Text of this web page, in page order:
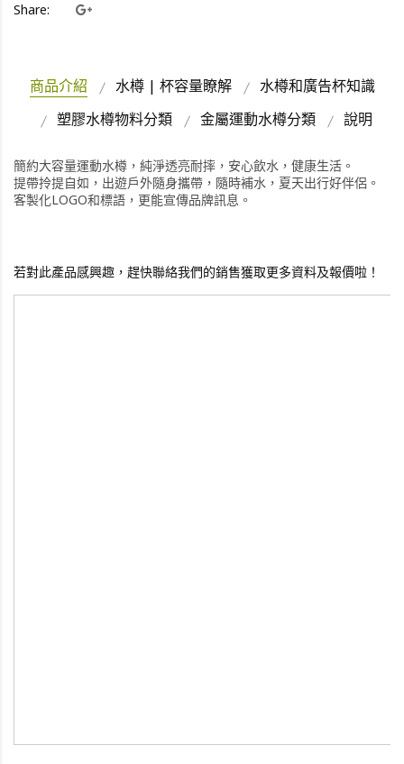
Share:
商品介紹 水樽 | 杯容量瞭解
水樽和廣告杯知識
塑膠水樽物料分類
金屬運動水樽分類 說明
簡約大容量運動水樽，純淨透亮耐摔，安心飲水，健康生活。
提帶拎提自如，出遊戶外隨身攜帶，隨時補水，夏天出行好伴侶。
客製化LOGO和標語，更能宣傳品牌訊息。
若對此產品感興趣，趕快聯絡我們的銷售獲取更多資料及報價啦！